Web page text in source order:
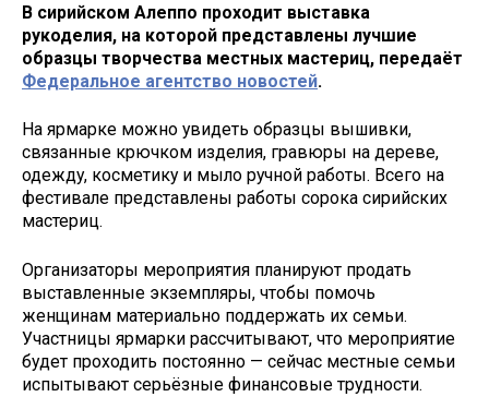
В сирийском Алеппо проходит выставка
рукоделия, на которой представлены лучшие
образцы творчества местных мастериц, передаёт
Федеральное агентство новостей.
На ярмарке можно увидеть образцы вышивки,
связанные крючком изделия, гравюры на дереве,
одежду, косметику и мыло ручной работы. Всего на
фестивале представлены работы сорока сирийских
мастериц.
Организаторы мероприятия планируют продать
выставленные экземпляры, чтобы помочь
женщинам материально поддержать их семьи.
Участницы ярмарки рассчитывают, что мероприятие
будет проходить постоянно — сейчас местные семьи
испытывают серьёзные финансовые трудности.